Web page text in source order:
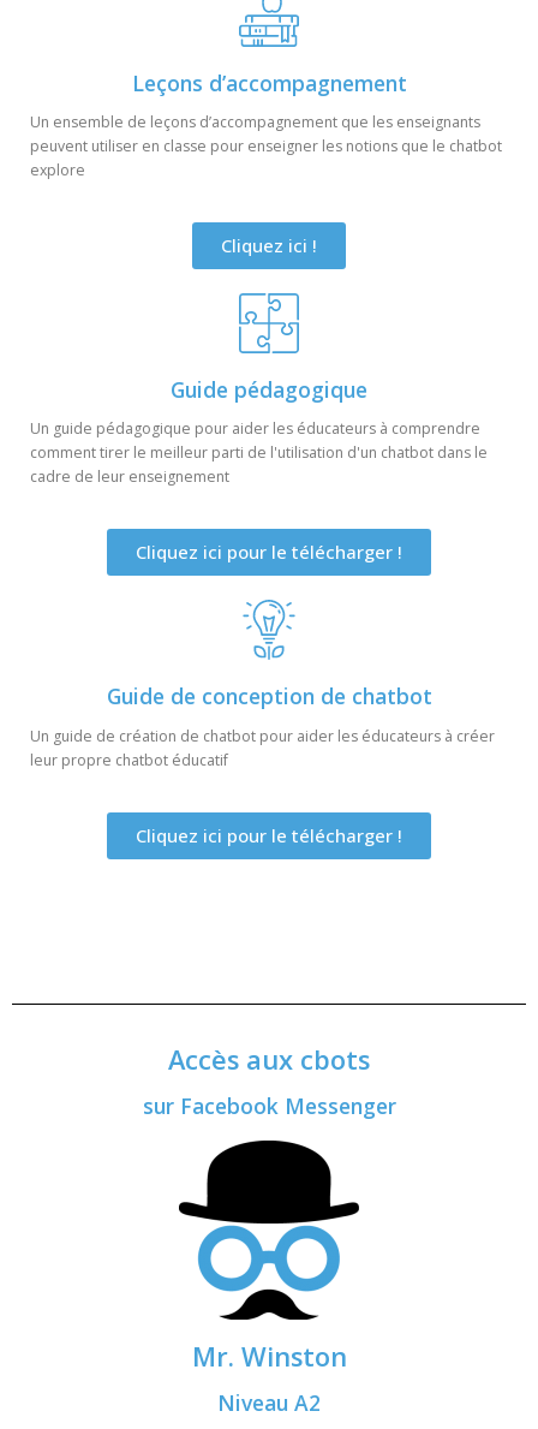
Leçons d’accompagnement
Un ensemble de leçons d’accompagnement que les enseignants
peuvent utiliser en classe pour enseigner les notions que le chatbot
explore
Cliquez ici !
Guide pédagogique
Un guide pédagogique pour aider les éducateurs à comprendre
comment tirer le meilleur parti de l'utilisation d'un chatbot dans le
cadre de leur enseignement
Cliquez ici pour le télécharger !
Guide de conception de chatbot
Un guide de création de chatbot pour aider les éducateurs à créer
leur propre chatbot éducatif
Cliquez ici pour le télécharger !
Accès aux cbots
surFacebook Messenger
Mr. Winston​
Niveau A2